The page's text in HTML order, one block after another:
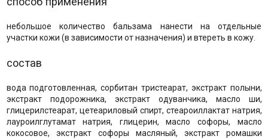
небольшое количество бальзама нанести на отдельные
участки кожи (в зависимости от назначения) и втереть в кожу.
состав
вода подготовленная, сорбитан тристеарат, экстракт полыни,
экстракт подорожника, экстракт одуванчика, масло ши,
глицерилстеарат, цетеариловый спирт, стеароиллактат натрия,
лауроилглутамат натрия, глицерин, масло софоры, масло
кокосовое, экстракт софоры масляный, экстракт ромашки